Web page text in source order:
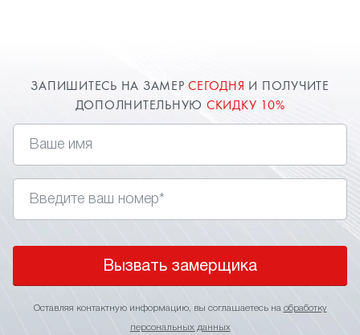
необыкновенное освещение. Заказать и
установить натяжные потолки в спальню вы
ЗАПИШИТЕСЬ НА ЗАМЕРСЕГОДНЯ И ПОЛУЧИТЕ
ДОПОЛНИТЕЛЬНУЮ СКИДКУ 10%
Вызвать замерщика
Оставляя контактную информацию, вы соглашаетесь на обработку
персональных данных